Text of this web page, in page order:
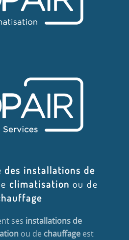
des installations de
climatisation ou de
ses installations de
ou de chauffage est